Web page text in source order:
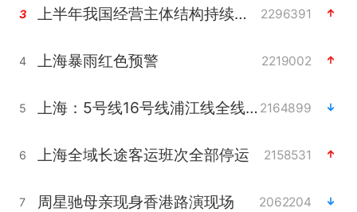
3 上半年我国经营主体结构持续优化 2296391
4 上海暴雨红色预警 2219002
5 上海：5号线16号线浦江线全线停运 2164899
6 上海全域长途客运班次全部停运 2158531
7 周星驰母亲现身香港路演现场 2062204